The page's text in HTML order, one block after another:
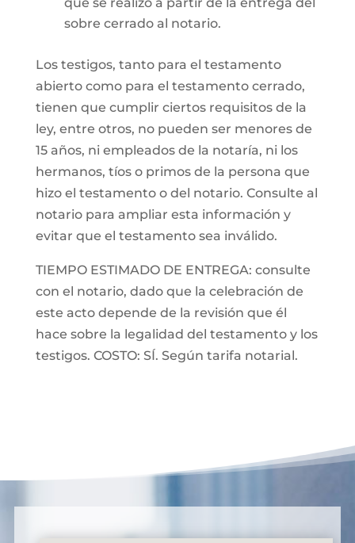
sobre cerrado al notario.
Los testigos, tanto para el testamento
abierto como para el testamento cerrado,
tienen que cumplir ciertos requisitos de la
ley, entre otros, no pueden ser menores de
15 años, ni empleados de la notaría, ni los
hermanos, tíos o primos de la persona que
hizo el testamento o del notario. Consulte al
notario para ampliar esta información y
evitar que el testamento sea inválido.
TIEMPO ESTIMADO DE ENTREGA: consulte
con el notario, dado que la celebración de
este acto depende de la revisión que él
hace sobre la legalidad del testamento y los
testigos. COSTO: SÍ. Según tarifa notarial.